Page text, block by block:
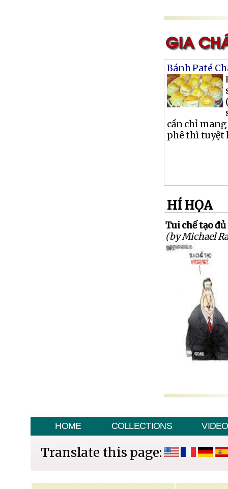
Bánh Paté
cần chỉ
phê thì tuyệt
HÍ HỌA
Tui chế tạo
(by Michael
HOME COLLECTIONS VIDEO
Translate this page: